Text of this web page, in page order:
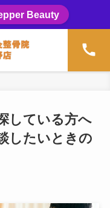
Beauty
している方へ
したいときの